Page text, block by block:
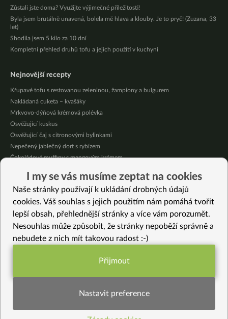
Zůstali jste doma? Využijte výjimečné příležitosti!
Byla jsem brutálně unavená, bolela mě hlava a klouby. Je to pryč! (Zuzana, 33
let)
Shodila jsem 5 kilo za 10 dní
Kompletní přehled druhů tofu a jejich použití v kuchyni
Nejnovější recepty
Křupavé tofu s restovanou zeleninou, žampiony a bulgurem
Nakládaná cuketa – kvašáky
Mrkvovo-dýňová krémová polévka
Osvěžující kuskus
Osvěžující čaj s citronovými bylinkami
Nepečený jablečný dort s rybízem
Čokoládové muffiny s mangovým krémem
Krémová zeleninová polévka s koprem a vločkami
Celozrnná rýže basmati se zeleninou
Vybrané recepty
Bezlepková krémová omáčka s letní zeleninou a křupavým bazalkovým tofu
Celozrnné palačinky s jablečným pyré
Vegoyaki s shiitake
Lískooříškové mléko s vanilkou
I my se vás musíme zeptat na cookies
Naše stránky používají k ukládání drobných údajů
cookies. Váš souhlas s jejich použitím nám pomáhá tvořit
lepší obsah, přehlednější stránky a více vám porozumět.
Nesouhlas může způsobit, že stránky nepoběží správně a
nebudete z nich mít takovou radost :-)
Funkční nastavení potřebujeme (vždy
Přijmout
Nastavit preference